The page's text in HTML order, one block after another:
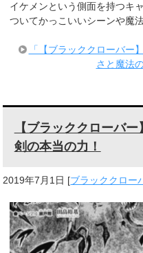
イケメンという側面を持つキ
ついてかっこいいシーンや魔
「【ブラッククローバー
さと魔法
【ブラッククローバ
剣の本当の力！
2019年7月1日 [ブラッククロー